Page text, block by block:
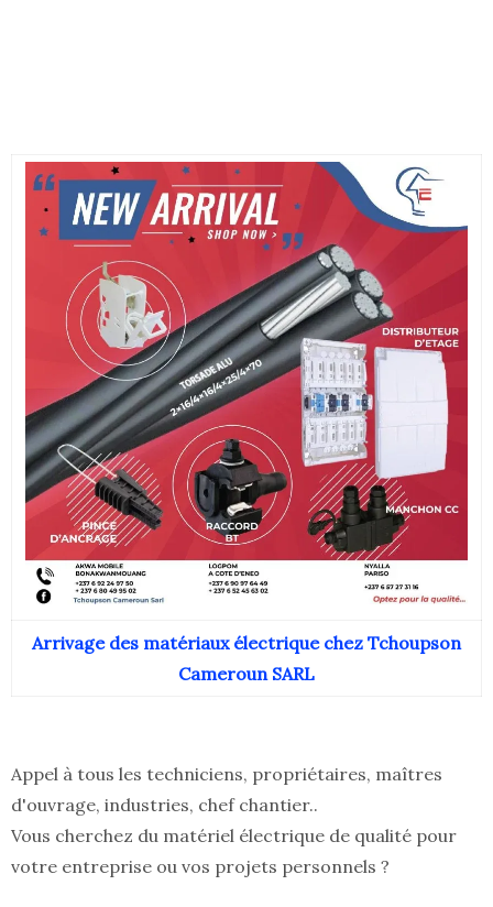
Arrivage des matériaux électrique chez Tchoupson
Cameroun SARL
Appel à tous les techniciens, propriétaires, maîtres
d'ouvrage, industries, chef chantier..
Vous cherchez du matériel électrique de qualité pour
votre entreprise ou vos projets personnels ?